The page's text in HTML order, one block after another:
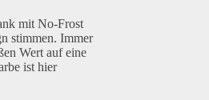
mit No-Frost
stimmen. Immer
Wert auf eine
ist hier